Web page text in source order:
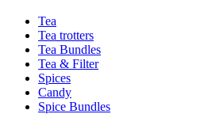
Tea
Tea trotters
Tea Bundles
Tea & Filter
Spices
Candy
Spice Bundles